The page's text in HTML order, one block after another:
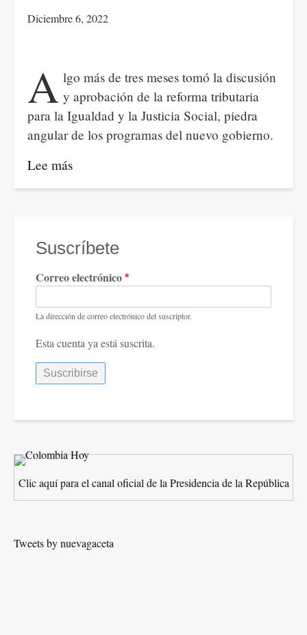
Diciembre 6, 2022
A lgo más de tres meses tomó la discusión
y aprobación de la reforma tributaria
para la Igualdad y la Justicia Social, piedra
angular de los programas del nuevo gobierno.
Lee más
La
la
tributaria,
de
sus
y
aprobado
Suscríbete
Correo electrónico
La dirección de correo electrónico del suscriptor.
Esta cuenta ya está suscrita.
Clic aquí para el canal oficial de la Presidencia de la República
Tweets by nuevagaceta